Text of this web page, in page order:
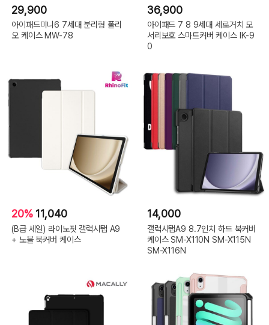
29,900
아이패드미니6 7세대 분리형 폴리
오 케이스 MW-78
36,900
아이패드 7 8 9세대 세로거치 모
서리보호 스마트커버 케이스 IK-9
0
20% 11,040
(B급 세일) 라이노핏 갤럭시탭 A9
+ 노블 북커버 케이스
14,000
갤럭시탭A9 8.7인치 하드 북커버
케이스 SM-X110N SM-X115N
SM-X116N